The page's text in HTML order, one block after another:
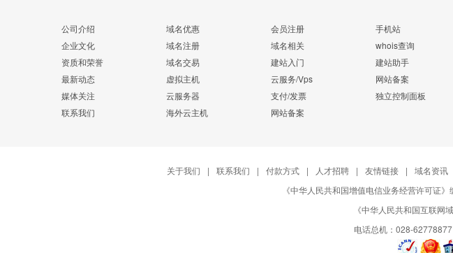
公司介绍
企业文化
资质和荣誉
最新动态
媒体关注
联系我们
域名优惠
域名注册
域名交易
虚拟主机
云服务器
海外云主机
会员注册
域名相关
建站入门
云服务/Vps
支付/发票
网站备案
手机站
whois查询
建站助手
网站备案
独立控制面板
关于我们 | 联系我们 | 付款方式 | 人才招聘 | 友情链接 | 域名资讯
《中华人民共和国增值电信业务经营许可证
《中华人民共和国互联网
电话总机：028-